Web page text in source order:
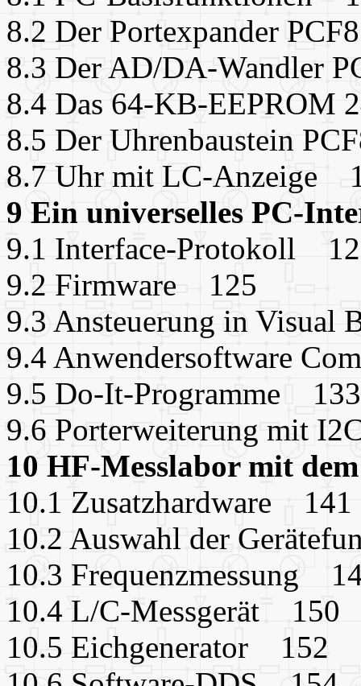
8.2 Der Portexpander
8.3 Der AD/DA-Wandler
8.4 Das 64-KB-EEPROM
8.5 Der Uhrenbaustein
8.7 Uhr mit LC-Anzeige
9 Ein universelles PC-
9.1 Interface-Protokoll
9.2 Firmware 125
9.3 Ansteuerung in
9.4 Anwendersoftware
9.5 Do-It-Programme 133
9.6 Porterweiterung mit
10 HF-Messlabor mit
10.1 Zusatzhardware 141
10.2 Auswahl der
10.3 Frequenzmessung
10.4 L/C-Messgerät 150
10.5 Eichgenerator 152